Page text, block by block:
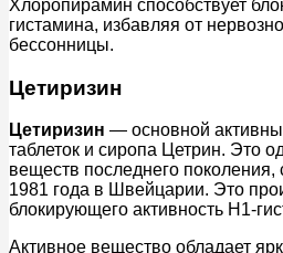
Хлоропирамин способствует
гистамина, избавляя от
бессонницы.
Цетиризин
Цетиризин — основной
таблеток и сиропа Цетрин. Это
веществ последнего поколения,
1981 года в Швейцарии. Это
блокирующего активность Н1-
Активное вещество обладает